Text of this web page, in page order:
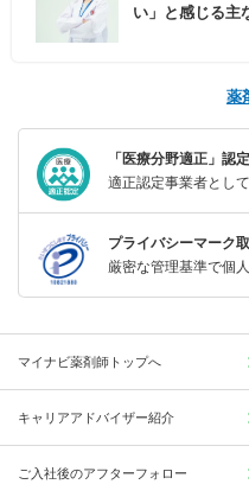
い」と感じる主
薬
「医療分野適正」認
適正認定事業者とし
プライバシーマーク
厳密な管理基準で個
マイナビ薬剤師トップへ
キャリアアドバイザー紹介
ご入社後のアフターフォロー